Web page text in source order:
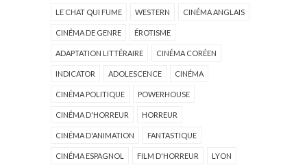
LE CHAT QUI FUME WESTERN CINÉMA ANGLAIS
CINÉMA DE GENRE ÉROTISME
ADAPTATION LITTÉRAIRE CINÉMA CORÉEN
INDICATOR ADOLESCENCE CINÉMA
CINÉMA POLITIQUE POWERHOUSE
CINÉMA D'HORREUR HORREUR
CINÉMA D'ANIMATION FANTASTIQUE
CINÉMA ESPAGNOL FILM D'HORREUR LYON